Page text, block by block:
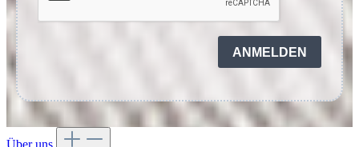
ANMELDEN
Über uns